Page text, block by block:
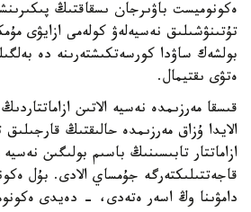
ەكونوميست باۋىرجان ىسقاقتىڭ
تۇتىنۋشىلىق نەسيەلەۋ كولەمى ازايۋى
بولشەك ساۋدا كورسەتكىشتەرىنە دە
ەتۋى ىقتيمال.
قىسقا مەرزىمدە نەسيە الاتىن
الايدا ۇزاق مەرزىمدە حالىقتىڭ قارجىلىق
ازاماتتار تابىسىنىڭ باسىم بولىگىن
قاجەتتىلىكتەرگە جۇمساي الادى. بۇل
دامۋىنا وڭ اسەر ەتەدى، - دەيدى